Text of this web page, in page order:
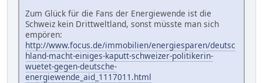
Zum Glück für die Fans der Energiewende ist die
Schweiz kein Drittweltland, sonst müsste man sich
empören:
http://www.focus.de/immobilien/energiesparen/deutsc
hland-macht-einiges-kaputt-schweizer-politikerin-
wuetet-gegen-deutsche-
energiewende_aid_1117011.html